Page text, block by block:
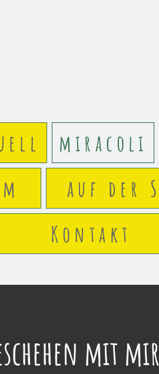
miracoli
auf der
Kontakt
mit